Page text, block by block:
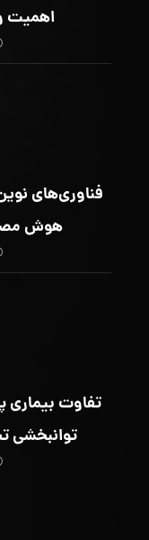
اهمیت
فناوری‌های
هوش